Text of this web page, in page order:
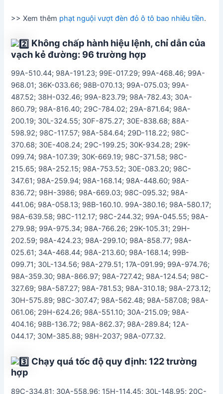
>> Xem thêm phạt nguội vượt đèn đỏ ô tô bao nhiêu tiền.
Không chấp hành hiệu lệnh, chỉ dẫn của
vạch kẻ đường: 96 trường hợp
99A-510.44; 98A-191.23; 99E-017.29; 99A-468.46; 99A-
968.01; 36K-033.66; 98B-070.13; 99A-075.03; 99A-
487.52; 38H-032.46; 99A-823.79; 98A-782.43; 30A-
860.79; 98A-816.40; 29C-784.02; 29A-871.64; 98A-
200.19; 30L-324.55; 30F-875.27; 30E-838.68; 88A-
598.92; 98C-117.57; 98A-584.64; 29D-118.22; 98C-
370.68; 30E-408.24; 29C-199.25; 30K-934.28; 29K-
099.74; 98A-107.39; 30K-669.19; 98C-371.58; 98C-
215.65; 98A-252.15; 98A-753.52; 30E-083.20; 98C-
347.61; 98A-259.94; 98A-168.14; 98A-448.60; 98A-
836.72; 98H-3986; 98A-669.03; 98C-095.32; 98A-
441.06; 98A-058.13; 98B-160.10. 99A-380.16; 98A-580.17;
98A-639.58; 98C-112.17; 98C-244.32; 99A-045.55; 98A-
279.98; 99A-975.34; 98A-766.26; 29K-105.31; 29H-
202.59; 98A-424.23; 98A-299.10; 98A-858.77; 98A-
025.61; 34A-468.44; 98A-213.60; 98A-168.14; 99B-
099.71; 30L-134.56; 98A-279.51; 17A-091.99; 99A-974.76;
98A-359.30; 98A-866.97; 98A-727.42; 98A-124.54; 98C-
327.69; 98A-587.27; 98A-781.53; 98A-310.18; 98A-273.12;
30H-575.89; 98C-307.47; 98A-562.48; 98A-587.08; 98A-
061.06; 29H-624.26; 98A-551.10; 30A-215.09; 98A-
404.16; 98B-136.72; 98A-862.37; 98A-289.84; 12A-
044.17; 30M-385.88; 98H-2037; 98A-077.32.
Chạy quá tốc độ quy định: 122 trường
hợp
89C-334.81; 30A-558.96; 15H-114.45; 30L-148.95; 20C-